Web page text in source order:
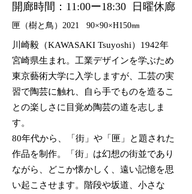
開廊時間：11:00ー18:30 日曜休廊
匣（樹と鳥）2021 90×90×H150㎜
川崎毅（KAWASAKI Tsuyoshi）1942年
宮崎県生まれ。工業デザインを学ぶため
東京藝術大学に入学しますが、工芸の実
習で陶芸に触れ、自ら手でものを造るこ
との楽しさに目覚め陶芸の道を志しま
す。
80年代から、「街」や「匣」と題された
作品を制作。「街」は幻想の街並であり
ながら、どこか懐かしく、遠い記憶を思
い起こさせます。階段や坂道、小さな